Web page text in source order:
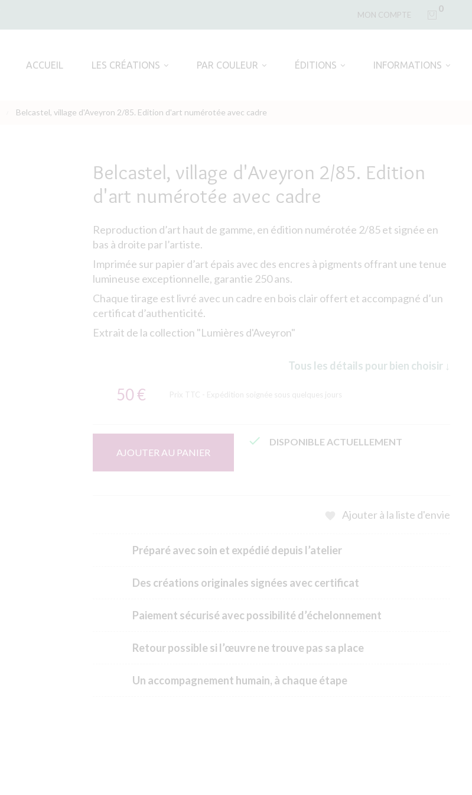
MON COMPTE
0
ACCUEIL LES CRÉATIONS PAR COULEUR ÉDITIONS INFORMATIONS
Belcastel, village d'Aveyron 2/85. Edition d'art numérotée avec cadre
Belcastel, village d'Aveyron 2/85. Edition
d'art numérotée avec cadre
Reproduction d’art haut de gamme, en édition numérotée 2/85 et signée en
bas à droite par l’artiste.
Imprimée sur papier d’art épais avec des encres à pigments offrant une tenue
lumineuse exceptionnelle, garantie 250 ans.
Chaque tirage est livré avec un cadre en bois clair offert et accompagné d’un
certificat d’authenticité.
Extrait de la collection "Lumières d'Aveyron"
Tous les détails pour bien choisir ↓
50 € Prix TTC - Expédition soignée sous quelques jours
AJOUTER AU PANIER
 DISPONIBLE ACTUELLEMENT
Ajouter à la liste d'envie
Préparé avec soin et expédié depuis l’atelier
Des créations originales signées avec certificat
Paiement sécurisé avec possibilité d’échelonnement
Retour possible si l’œuvre ne trouve pas sa place
Un accompagnement humain, à chaque étape